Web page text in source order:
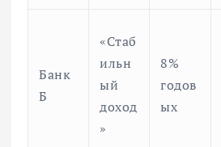
Банк
Б
«Стаб
ильн
ый
доход
»
8%
годов
ых